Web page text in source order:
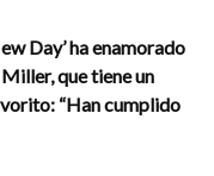
Day’ ha enamorado
que tiene un
“Han cumplido